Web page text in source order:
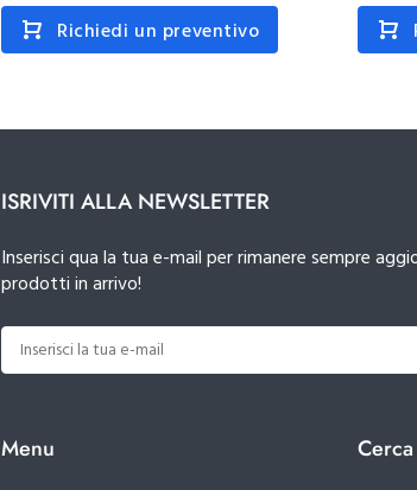
Richiedi un preventivo
ISRIVITI ALLA NEWSLETTER
Inserisci qua la tua e-mail per rimanere sempre
prodotti in arrivo!
Menu Cerca